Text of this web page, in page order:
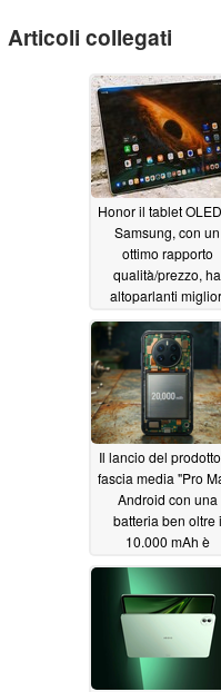
Articoli collegati
Honor il tablet
Samsung, con un
ottimo rapporto
qualità/prezzo, ha
altoparlanti
persino di iPad Pro
05/26/2026
Il lancio del
fascia media "Pro
Android con una
batteria ben oltre i
10.000 mAh è
imminente; si parla
una tecnologia
cellulare
all'avanguardia nel
settore 05/12/2026